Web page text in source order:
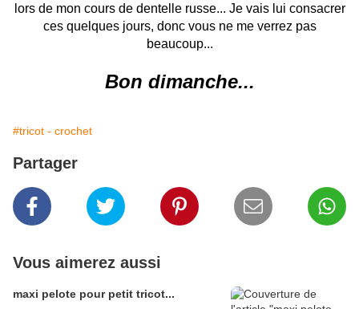
lors de mon cours de dentelle russe... Je vais lui consacrer
ces quelques jours, donc vous ne me verrez pas
beaucoup...
Bon dimanche...
#tricot - crochet
Partager
Vous aimerez aussi
maxi pelote pour petit tricot...